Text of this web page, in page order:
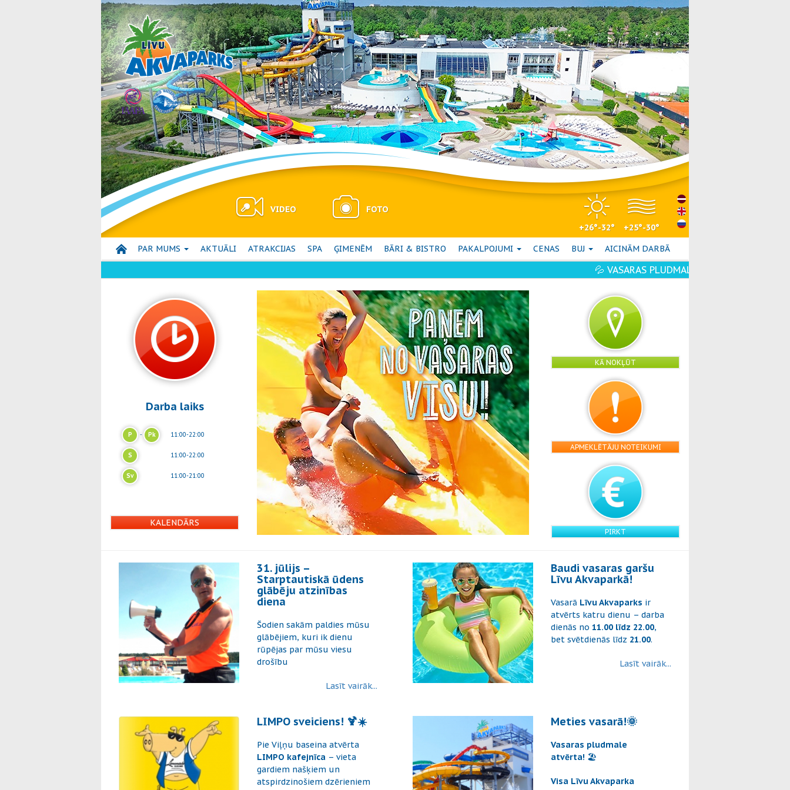
VIDEO
FOTO
+26°-32°
+25°-30°
PAR MUMS
AKTUĀLI ATRAKCIJAS SPA ĢIMENĒM BĀRI & BISTRO PAKALPOJUMI CENAS BUJ AICINĀM DARBĀ
💦 VASARAS PLUDMALE ATVĒRTA☀️🏖️ - VĒL VAIRĀK ŪDENS
Darba laiks
P - Pk 11:00-22:00
S 11:00-22:00
Sv 11:00-21:00
KALENDĀRS
KĀ NOKĻŪT
APMEKLĒTĀJU NOTEIKUMI
PIRKT
31. jūlijs –
Starptautiskā ūdens
glābēju atzinības
diena
Šodien sakām paldies mūsu
glābējiem, kuri ik dienu
rūpējas par mūsu viesu
drošību
Lasīt vairāk...
Baudi vasaras garšu
Līvu Akvaparkā!
Vasarā Līvu Akvaparks ir
atvērts katru dienu – darba
dienās no 11.00 līdz 22.00,
bet svētdienās līdz 21.00.
Lasīt vairāk...
LIMPO sveiciens! 🍹☀️
Pie Viļņu baseina atvērta
LIMPO kafejnīca – vieta
gardiem našķiem un
atspirdzinošiem dzērieniem
Meties vasarā!🌞
Vasaras pludmale
atvērta! 🏖️
Visa Līvu Akvaparka